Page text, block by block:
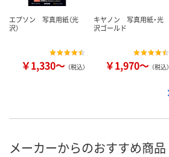
エプソン 写真用紙（光
沢）
￥1,330～ （税込）
キヤノン 写真用紙・光
沢ゴールド
￥1,970～ （税込）
メーカーからのおすすめ商品